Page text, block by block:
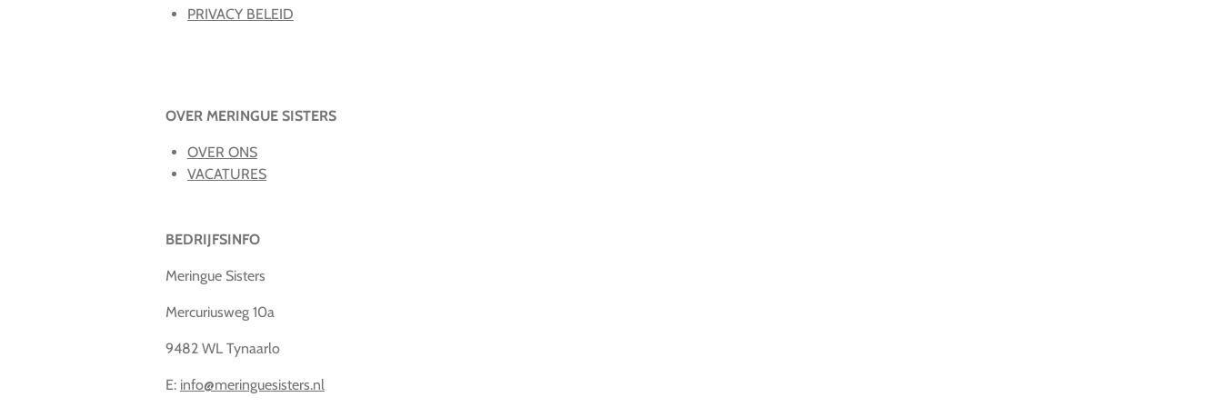
PRIVACY BELEID
OVER MERINGUE SISTERS
OVER ONS
VACATURES
BEDRIJFSINFO
Meringue Sisters
Mercuriusweg 10a
9482 WL Tynaarlo
E: info@meringuesisters.nl